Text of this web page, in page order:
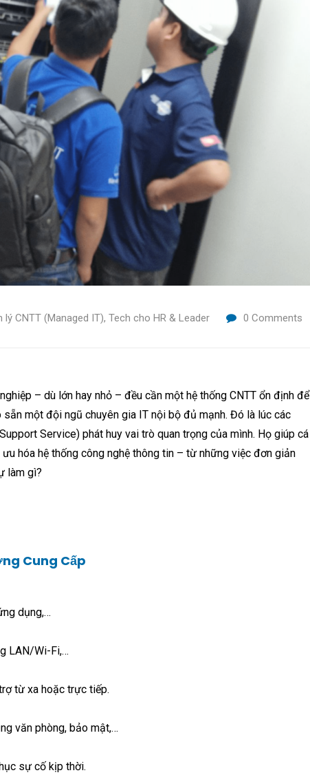
lý CNTT (Managed IT), Tech cho HR & Leader 0 Comments
– dù lớn hay nhỏ – đều cần một hệ thống CNTT ổn định để
một đội ngũ chuyên gia IT nội bộ đủ mạnh. Đó là lúc các
Service) phát huy vai trò quan trọng của mình. Họ giúp cá
hóa hệ thống công nghệ thông tin – từ những việc đơn giản
làm gì?
Cung Cấp
dụng,…
LAN/Wi-Fi,…
từ xa hoặc trực tiếp.
văn phòng, bảo mật,…
sự cố kịp thời.